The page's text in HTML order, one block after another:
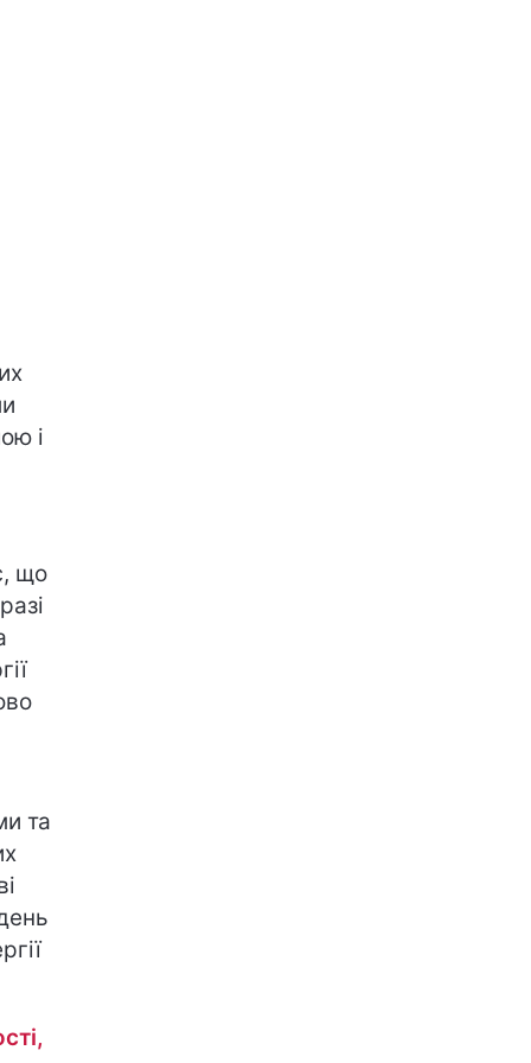
і
що
та